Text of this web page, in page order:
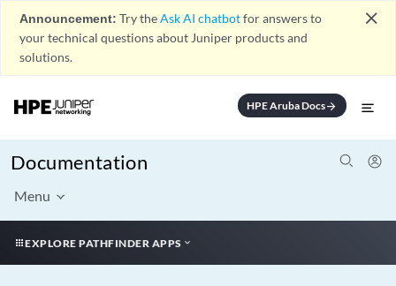
Announcement: Try theAsk AI chatbotfor answers to
your technical questions about Juniper products and
solutions.
close
HPE Aruba Docsarrow_forward
Documentation
Menu
EXPLORE PATHFINDER APPS